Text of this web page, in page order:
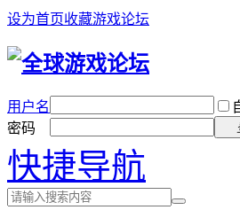
设为首页收藏游戏论坛
用户名
密码
快捷导航